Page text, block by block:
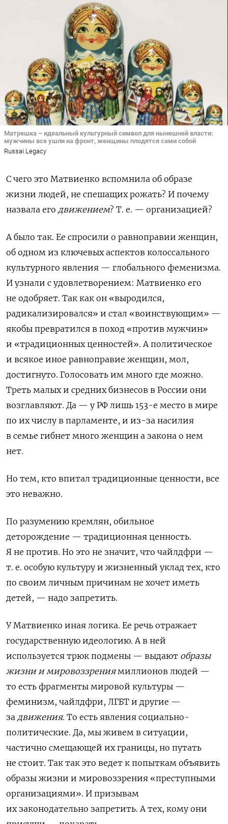
Матрешка – идеальный культурный символ для нынешней власти:
мужчины все ушли на фронт, женщины плодятся сами собой
Russai Legacy
С чего это Матвиенко вспомнила об образе
жизни людей, не спешащих рожать? И почему
назвала его движением? Т. е. — организацией?
А было так. Ее спросили о равноправии женщин,
об одном из ключевых аспектов колоссального
культурного явления — глобального феменизма.
И узнали с удовлетворением: Матвиенко его
не одобряет. Так как он «выродился,
радикализировался» и стал «воинствующим» —
якобы превратился в поход «против мужчин»
и «традиционных ценностей». А политическое
и всякое иное равноправие женщин, мол,
достигнуто. Голосовать им много где можно.
Треть малыхи средних бизнесов в России они
возглавляют. Да — у РФ лишь 153-е место в мире
по ихчислу в парламенте, и из-за насилия
в семье гибнет много женщин а закона о нем
нет.
Но тем, кто впитал традиционные ценности, все
это неважно.
По разумению кремлян, обильное
деторождение — традиционная ценность.
Я не против. Но это не значит, что чайлдфри —
т. е. особую культуру и жизненный уклад тех, кто
по своим личным причинам не хочет иметь
детей, — надо запретить.
У Матвиенко иная логика. Ее речь отражает
государственную идеологию. А в ней
используется трюк подмены — выдают образы
жизни и мировоззрениямиллионов людей —
то есть фрагменты мировой культуры —
феминизм, чайлдфри, ЛГБТ и другие —
за движения. То есть явления социально-
политические. Да, мы живем в ситуации,
частично смещающей их границы, но путать
не стоит. Так так это ведет к попыткам объявить
образы жизни и мировоззрения «преступными
организациями». И призывам
их законодательно запретить. А тех, кому они